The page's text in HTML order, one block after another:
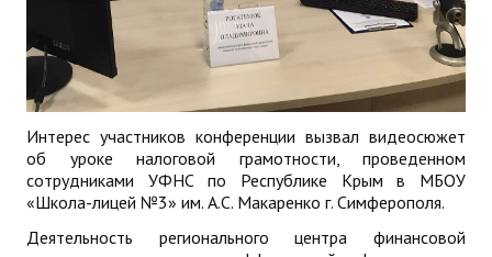
Интерес участников конференции вызвал видеосюжет
об уроке налоговой грамотности, проведенном
сотрудниками УФНС по Республике Крым в МБОУ
«Школа-лицей №3» им. А.С. Макаренко г. Симферополя.
Деятельность регионального центра финансовой